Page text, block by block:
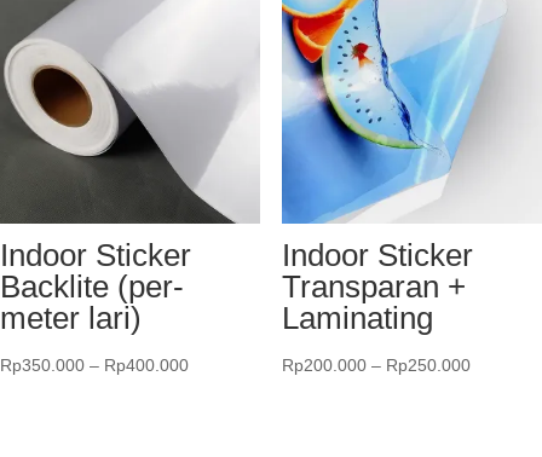
Indoor Sticker
Backlite (per-
meter lari)
Rp350.000 – Rp400.000Rentang
Indoor Sticker
Transparan +
Laminating
Rp200.000 – Rp250.000Rentang